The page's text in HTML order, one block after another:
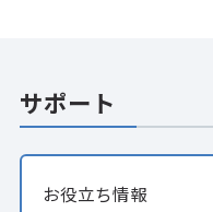
サポート
お役立ち情報